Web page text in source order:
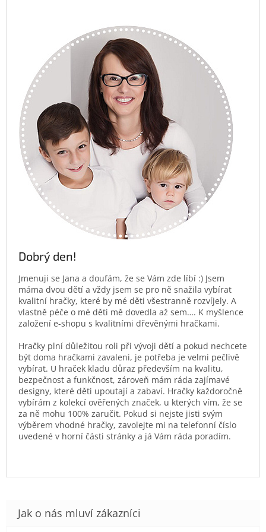
Dobrý den!
Jmenuji se Jana a doufám, že se Vám zde líbí :) Jsem
máma dvou dětí a vždy jsem se pro ně snažila vybírat
kvalitní hračky, které by mé děti všestranně rozvíjely. A
vlastně péče o mé děti mě dovedla až sem…. K myšlence
založení e-shopu s kvalitními dřevěnými hračkami.
Hračky plní důležitou roli při vývoji dětí a pokud nechcete
být doma hračkami zavaleni, je potřeba je velmi pečlivě
vybírat. U hraček kladu důraz především na kvalitu,
bezpečnost a funkčnost, zároveň mám ráda zajímavé
designy, které děti upoutají a zabaví. Hračky každoročně
vybírám z kolekcí ověřených značek, u kterých vím, že se
za ně mohu 100% zaručit. Pokud si nejste jisti svým
výběrem vhodné hračky, zavolejte mi na telefonní číslo
uvedené v horní části stránky a já Vám ráda poradím.